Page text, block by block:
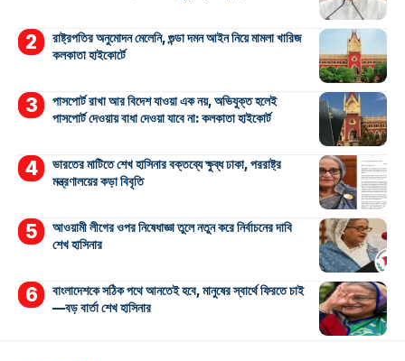
রাষ্ট্রপতির অনুমোদন মেলেনি, গুন্ডা দমন আইন নিয়ে মামলা খারিজ
কলকাতা হাইকোর্টে
পাসপোর্ট রাখা আর বিদেশ যাওয়া এক নয়, অভিযুক্ত হলেই
পাসপোর্ট দেওয়ায় বাধা দেওয়া যাবে না: কলকাতা হাইকোর্ট
ভারতের মাটিতে শেখ হাসিনার বক্তব্যে ক্ষুব্ধ ঢাকা, পররাষ্ট্র
মন্ত্রণালয়ের কড়া বিবৃতি
আওয়ামী লীগের ওপর নিষেধাজ্ঞা তুলে নতুন করে নির্বাচনের দাবি
শেখ হাসিনার
বাংলাদেশকে সঠিক পথে আনতেই হবে, মানুষের স্বার্থে ফিরতে চাই
—বড় বার্তা শেখ হাসিনার